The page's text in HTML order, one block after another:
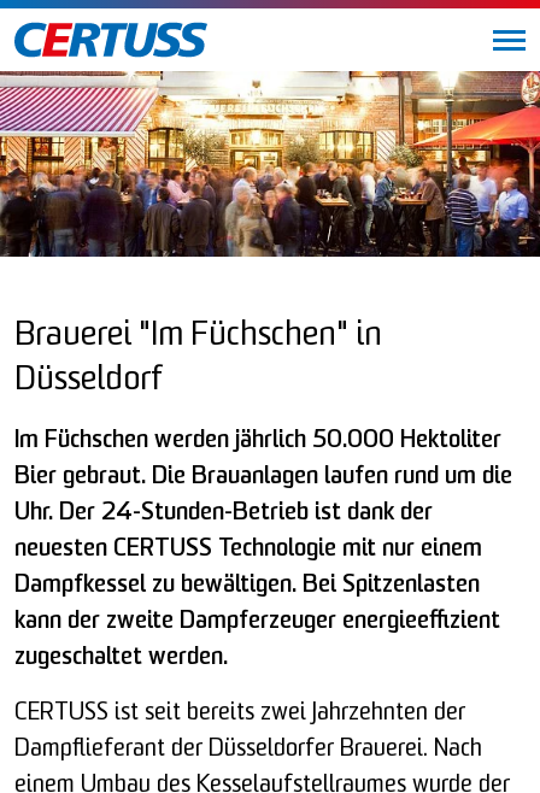
Brauerei "Im Füchschen" in
Düsseldorf
Im Füchschen werden jährlich 50.000 Hektoliter
Bier gebraut. Die Brauanlagen laufen rund um die
Uhr. Der 24-Stunden-Betrieb ist dank der
neuesten CERTUSS Technologie mit nur einem
Dampfkessel zu bewältigen. Bei Spitzenlasten
kann der zweite Dampferzeuger energieeffizient
zugeschaltet werden.
CERTUSS ist seit bereits zwei Jahrzehnten der
Dampflieferant der Düsseldorfer Brauerei. Nach
einem Umbau des Kesselaufstellraumes wurde der